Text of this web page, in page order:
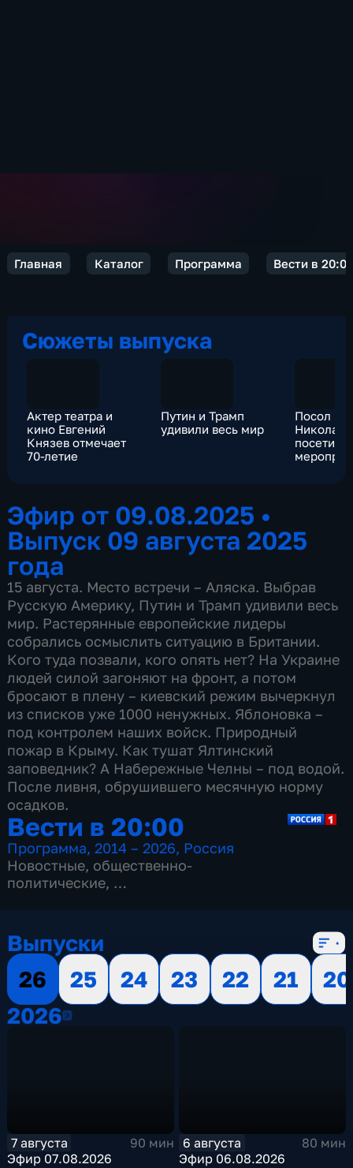
Главная Каталог Программа Вести в 20:00
Сюжеты выпуска
Актер театра и
кино Евгений
Князев отмечает
70-летие
Путин и Трамп
удивили весь мир
Посол
Николай
посетил
Эфир от 09.08.2025 •
Выпуск 09 августа 2025
года
15 августа. Место встречи – Аляска. Выбрав
Русскую Америку, Путин и Трамп удивили весь
мир. Растерянные европейские лидеры
собрались осмыслить ситуацию в Британии.
Кого туда позвали, кого опять нет? На Украине
людей силой загоняют на фронт, а потом
бросают в плену – киевский режим вычеркнул
из списков уже 1000 ненужных. Яблоновка –
под контролем наших войск. Природный
пожар в Крыму. Как тушат Ялтинский
заповедник? А Набережные Челны – под водой.
После ливня, обрушившего месячную норму
осадков.
Вести в 20:00
Программа,2014 – 2026, Россия
Новостные, общественно-
политические,
Выпуски
26
25 24 23 22 21
20
20262026
7 августа
90 мин
Эфир 07.08.2026
6 августа
80 мин
Эфир 06.08.2026